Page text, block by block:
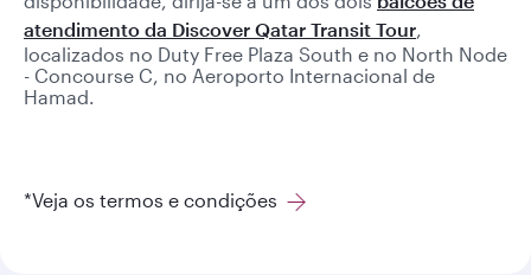
atendimento da Discover Qatar Transit Tour,
localizados no Duty Free Plaza South e no North Node
- Concourse C, no Aeroporto Internacional de
Hamad.
*Veja os termos e condições